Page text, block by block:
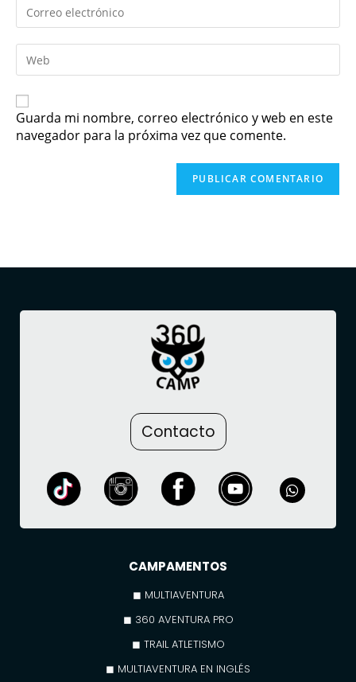
Guarda mi nombre, correo electrónico y web en este
navegador para la próxima vez que comente.
Contacto
CAMPAMENTOS
◼ MULTIAVENTURA
◼ 360 AVENTURA PRO
◼ TRAIL ATLETISMO
◼ MULTIAVENTURA EN INGLÉS